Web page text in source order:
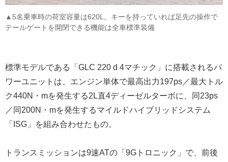
▲5名乗車時の荷室容量は620L。キーを持っていれば足先の操作で
テールゲートを開閉できる機能は全車標準装備
標準モデルである「GLC 220 d 4マチック」に搭載されるパ
ワーユニットは、エンジン単体で最高出力197ps／最大トル
ク440N・mを発生する2L直4ディーゼルターボに、同23ps
／同200N・mを発生するマイルドハイブリッドシステム
「ISG」を組み合わせたもの。
トランスミッションは9速ATの「9Gトロニック」で、前後